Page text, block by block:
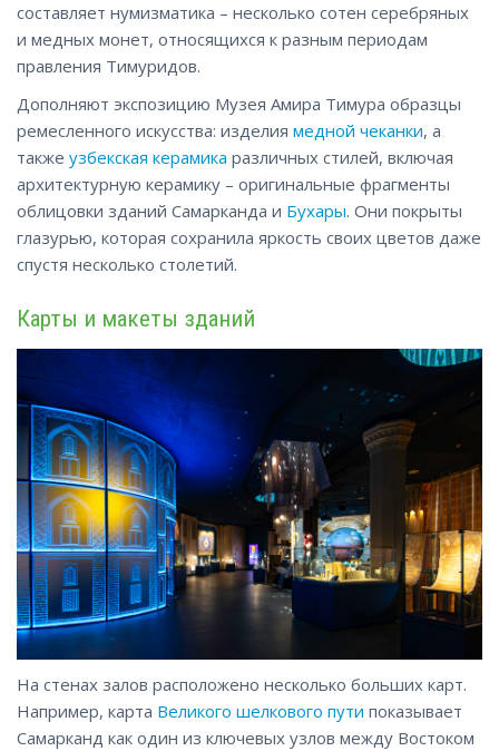
составляет нумизматика – несколько сотен серебряных
и медных монет, относящихся к разным периодам
правления Тимуридов.
Дополняют экспозицию Музея Амира Тимура образцы
ремесленного искусства: изделия медной чеканки, а
также узбекская керамика различных стилей, включая
архитектурную керамику – оригинальные фрагменты
облицовки зданий Самарканда и Бухары. Они покрыты
глазурью, которая сохранила яркость своих цветов даже
спустя несколько столетий.
Карты и макеты зданий
На стенах залов расположено несколько больших карт.
Например, карта Великого шелкового пути показывает
Самарканд как один из ключевых узлов между Востоком